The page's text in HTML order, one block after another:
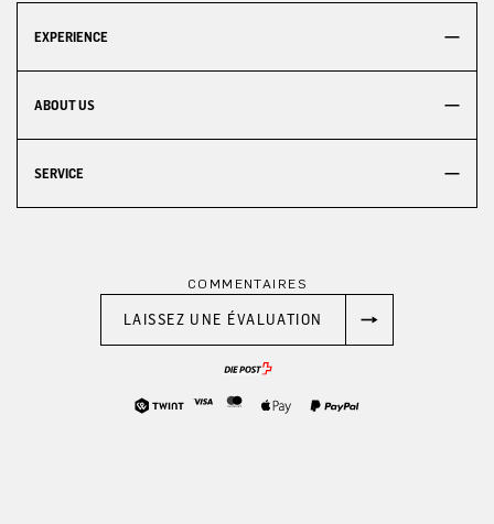
EXPERIENCE
ABOUT US
SERVICE
COMMENTAIRES
LAISSEZ UNE ÉVALUATION